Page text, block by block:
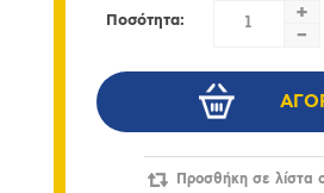
Ποσότητα:
+
-